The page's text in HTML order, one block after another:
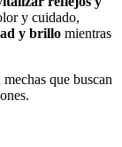
y cuidado,
y brillo mientras
que buscan